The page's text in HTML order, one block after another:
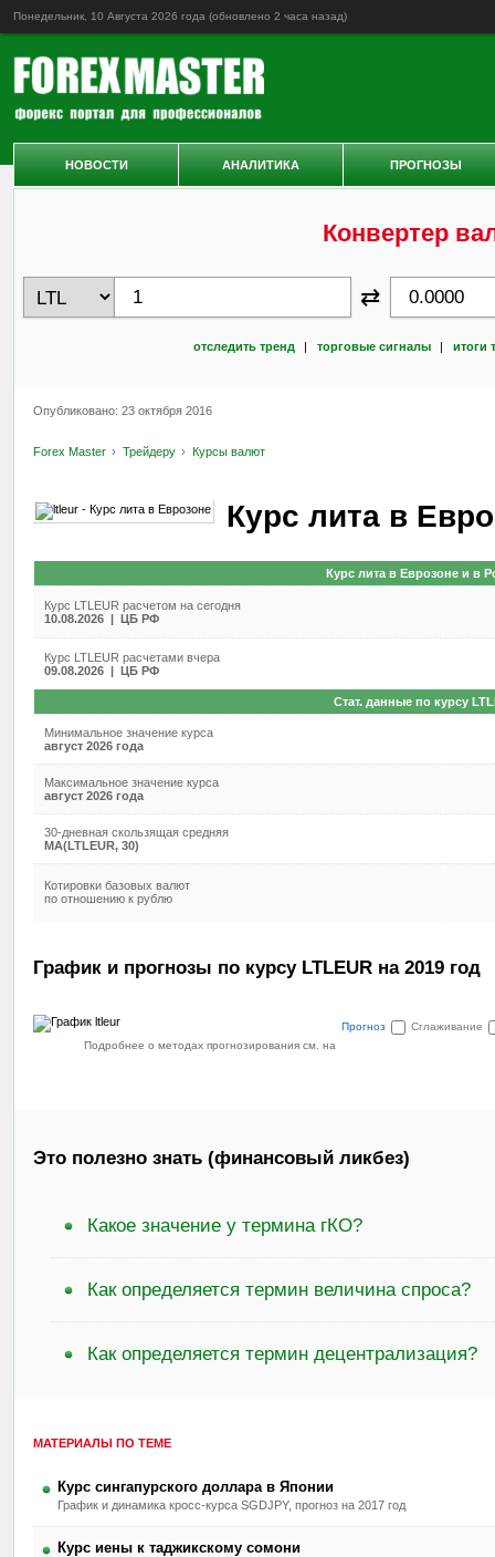
Понедельник, 10 Августа 2026 года (обновлено 2 часа назад)
Конвертер
⇄
отследить тренд | торговые сигналы | итоги
Опубликовано: 23 октября 2016
Forex Master Трейдеру Курсы валют
Курс лита в
Курс лита в Еврозоне и в
Курс LTLEUR расчетом на сегодня
10.08.2026 | ЦБ РФ
Курс LTLEUR расчетами вчера
09.08.2026 | ЦБ РФ
Стат. данные по курсу
Минимальное значение курса
август 2026 года
Максимальное значение курса
август 2026 года
30-дневная скользящая средняя
MA(LTLEUR, 30)
Котировки базовых валют
по отношению к рублю
График и прогнозы по курсу LTLEUR на 2019 год
Прогноз
Сглаживание
Подробнее о методах прогнозирования см. на
Это полезно знать (финансовый ликбез)
Какое значение у термина гКО?
Как определяется термин величина спроса?
Как определяется термин децентрализация?
МАТЕРИАЛЫ ПО ТЕМЕ
Курс сингапурского доллара в Японии
График и динамика кросс-курса SGDJPY, прогноз на 2017 год
Курс иены к таджикскому сомони
НОВОСТИ АНАЛИТИКА ПРОГНОЗЫ